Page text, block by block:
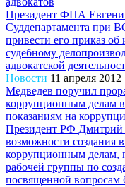
Президент ФПА
Суддепартамента при
привести его приказ
судебному
адвокатской
Новости 11 апреля 2012
Медведев поручил
коррупционным делам
показаниям на
Президент РФ Дмитрий
возможности создания
коррупционным делам,
рабочей группы по
посвященной вопросам